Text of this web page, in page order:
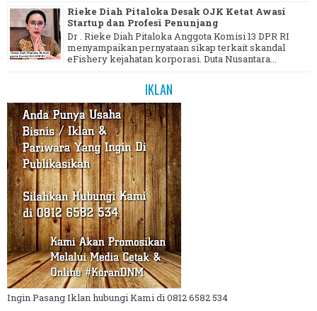
Rieke Diah Pitaloka Desak OJK Ketat Awasi
Startup dan Profesi Penunjang
Dr . Rieke Diah Pitaloka Anggota Komisi 13 DPR RI
menyampaikan pernyataan sikap terkait skandal
eFishery kejahatan korporasi. Duta Nusantara...
IKLAN
Ingin Pasang Iklan hubungi Kami di 0812 6582 534